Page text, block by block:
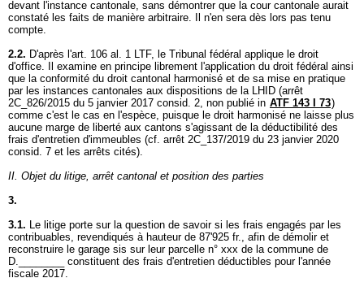
devant l'instance cantonale, sans démontrer que la cour cantonale aurait
constaté les faits de manière arbitraire. Il n'en sera dès lors pas tenu
compte.
2.2. D'après l'art. 106 al. 1 LTF, le Tribunal fédéral applique le droit
d'office. Il examine en principe librement l'application du droit fédéral ainsi
que la conformité du droit cantonal harmonisé et de sa mise en pratique
par les instances cantonales aux dispositions de la LHID (arrêt
2C_826/2015 du 5 janvier 2017 consid. 2, non publié in ATF 143 I 73)
comme c'est le cas en l'espèce, puisque le droit harmonisé ne laisse plus
aucune marge de liberté aux cantons s'agissant de la déductibilité des
frais d'entretien d'immeubles (cf. arrêt 2C_137/2019 du 23 janvier 2020
consid. 7 et les arrêts cités).
II. Objet du litige, arrêt cantonal et position des parties
3.
3.1. Le litige porte sur la question de savoir si les frais engagés par les
contribuables, revendiqués à hauteur de 87'925 fr., afin de démolir et
reconstruire le garage sis sur leur parcelle n° xxx de la commune de
D.________ constituent des frais d'entretien déductibles pour l'année
fiscale 2017.